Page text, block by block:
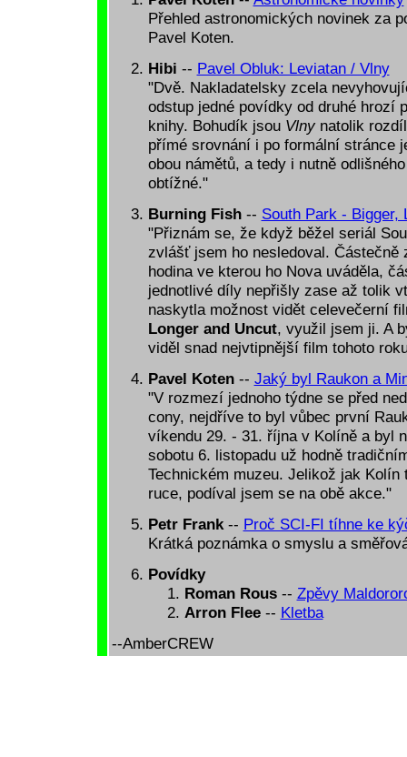
Přehled astronomických novinek za
Pavel Koten.
Hibi -- Pavel Obluk: Leviatan / Vlny
"Dvě. Nakladatelsky zcela
odstup jedné povídky od druhé hrozí
knihy. Bohudík jsou Vlnynatolik
přímé srovnání i po formální stránce
obou námětů, a tedy i nutně
obtížné."
Burning Fish-- South Park - Bigger,
"Přiznám se, že když běžel seriál
zvlášť jsem ho nesledoval. Částečně
hodina ve kterou ho Nova uváděla,
jednotlivé díly nepřišly zase až tolik
naskytla možnost vidět celevečerní
Longer and Uncut, využil jsem ji. A
viděl snad nejvtipnější film tohoto
Pavel Koten-- Jaký byl Raukon a
"V rozmezí jednoho týdne se před
cony, nejdříve to byl vůbec první
víkendu 29. - 31. října v Kolíně a byl
sobotu 6. listopadu už hodně
Technickém muzeu. Jelikož jak Kolín
ruce, podíval jsem se na obě akce."
Petr Frank-- Proč SCI-FI tíhne ke
Krátká poznámka o smyslu a
Povídky
Roman Rous-- Zpěvy
Arron Flee-- Kletba
--AmberCREW